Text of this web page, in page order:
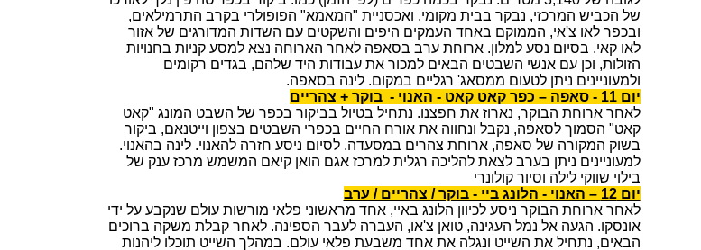
של הכביש המרכזי, נבקר בבית מקומי, ואכסניית "המאמא" הפופולרי בקרב התרמילאים,
ובכפר לאו צ'אי, הממוקם באחד העמקים היפים והשקטים עם השדות המדורגים של אזור
לאו קאי. בסיום נסע למלון. ארוחת ערב בסאפה לאחר הארוחה נצא למסע קניות בחנויות
הזולות, וכן עם אנשי השבטים הבאים למכור את עבודות היד שלהם, בגדים רקומים
ולמעוניינים ניתן לטעום ממסאג' רגליים במקום. לינה בסאפה.
יום 11 - סאפה – כפר קאט קאט - האנוי - בוקר + צהריים
לאחר ארוחת הבוקר, נארוז את חפצנו. נתחיל בטיול בביקור בכפר של השבט המונג "קאט
קאט" הסמוך לסאפה, נקבל ונחווה את אורח החיים בכפרי השבטים בצפון וייטנאם, ביקור
בשוק המקורה של סאפה, ארוחת צהרים במסעדה. לסיום ניסע חזרה להאנוי. לינה בהאנוי.
למעוניינים ניתן בערב לצאת להליכה רגלית למרכז אגם הואן קיאם המשמש מרכז ענק של
בילוי שווקי לילה וסיור קולונרי
יום 12 – האנוי - הלונג ביי - בוקר / צהריים / ערב
לאחר ארוחת הבוקר ניסע לכיוון הלונג באיי, אחד מראשוני פלאי מורשות עולם שנקבע על ידי
אונסקו. הגעה אל נמל העגינה, טואן צ'או, העברה לעבר הספינה. לאחר קבלת משקה ברוכים
הבאים, נתחיל את השייט ונגלה את אחד משבעת פלאי עולם. במהלך השייט תוכלו ליהנות